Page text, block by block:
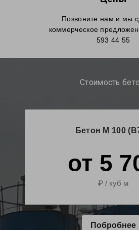
Позвоните нам и мы
коммерческое
593 44 55
Стоимость
Бетон М 100
от 5
₽ / куб м
Побробнее